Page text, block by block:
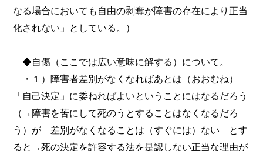
なる場合においても自由の剥奪が障害の存在により正当
化されない」としている。）
◆自傷（ここでは広い意味に解する）について。
・１）障害者差別がなくなればあとは（おおむね）
「自己決定」に委ねればよいということにはなるだろう
（→障害を苦にして死のうとすることはなくなるだろ
う）が 差別がなくなることは（すぐには）ない とす
ると→死の決定を許容する法を是認しない正当な理由が